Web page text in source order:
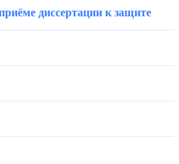
диссертации к защите